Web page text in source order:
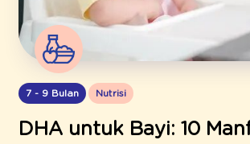
7 - 9 Bulan Nutrisi
DHA untuk Bayi: 10